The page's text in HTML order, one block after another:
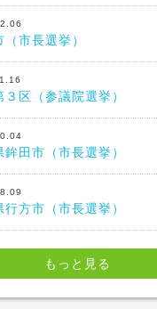
（市長選挙）
３区（参議院選挙）
鉾田市（市長選挙）
行方市（市長選挙）
もっと見る